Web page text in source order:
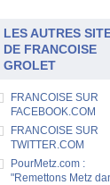
LES AUTRES
DE FRANCOISE
GROLET
FRANCOISE SUR
FACEBOOK.COM
FRANCOISE SUR
TWITTER.COM
PourMetz.com :
"Remettons Metz